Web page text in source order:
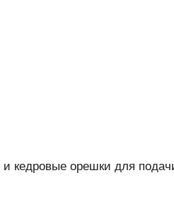
кедровые орешки для